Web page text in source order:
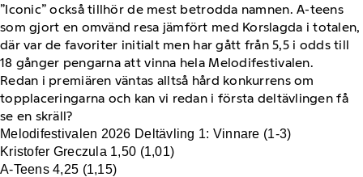
”Iconic” också tillhör de mest betrodda namnen. A-teens
som gjort en omvänd resa jämfört med Korslagda i totalen,
där var de favoriter initialt men har gått från 5,5 i odds till
18 gånger pengarna att vinna hela Melodifestivalen.
Redan i premiären väntas alltså hård konkurrens om
topplaceringarna och kan vi redan i första deltävlingen få
se en skräll?
Melodifestivalen 2026 Deltävling 1: Vinnare (1-3)
Kristofer Greczula 1,50 (1,01)
A-Teens 4,25 (1,15)